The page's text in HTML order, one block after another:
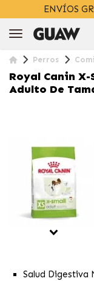
ENVÍOS
Perros
Royal Canin
Adulto De
Salud Digestiva